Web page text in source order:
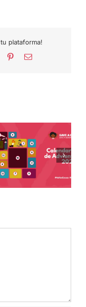
plataforma!
PinterestCorreo